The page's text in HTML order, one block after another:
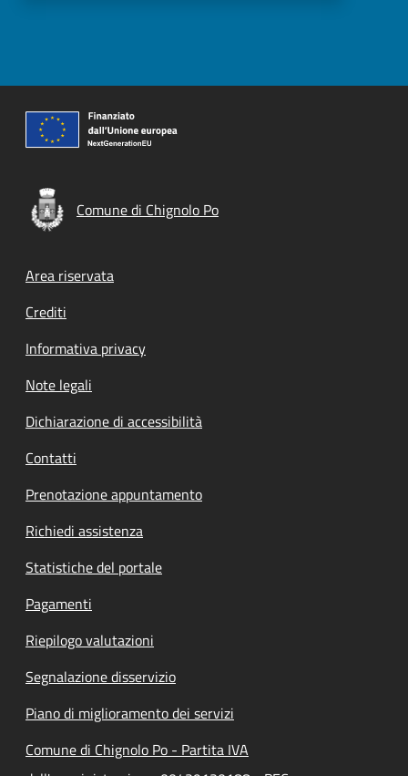
Comune di Chignolo Po
Footer menu
Area riservata
Crediti
Informativa privacy
Note legali
Dichiarazione di accessibilità
Contatti
Prenotazione appuntamento
Richiedi assistenza
Statistiche del portale
Pagamenti
Riepilogo valutazioni
Segnalazione disservizio
Piano di miglioramento dei servizi
Comune di Chignolo Po - Partita IVA